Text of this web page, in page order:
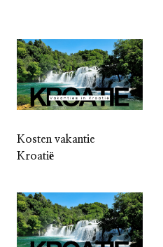
Kosten vakantie
Kroatië